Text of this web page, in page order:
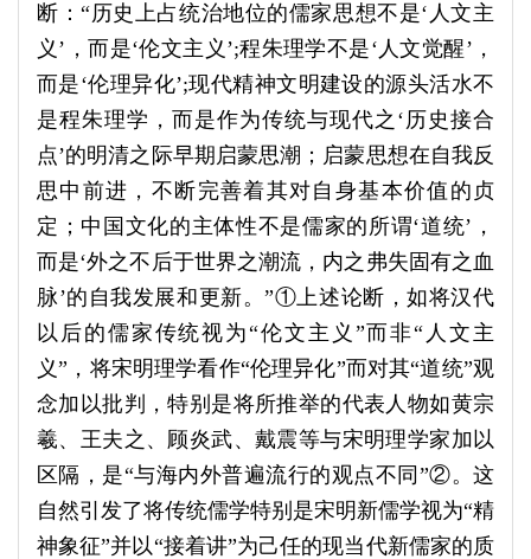
断：“历史上占统治地位的儒家思想不是‘人文主
义’，而是‘伦文主义’;程朱理学不是‘人文觉醒’，
而是‘伦理异化’;现代精神文明建设的源头活水不
是程朱理学，而是作为传统与现代之‘历史接合
点’的明清之际早期启蒙思潮；启蒙思想在自我反
思中前进，不断完善着其对自身基本价值的贞
定；中国文化的主体性不是儒家的所谓‘道统’，
而是‘外之不后于世界之潮流，内之弗失固有之血
脉’的自我发展和更新。”①上述论断，如将汉代
以后的儒家传统视为“伦文主义”而非“人文主
义”，将宋明理学看作“伦理异化”而对其“道统”观
念加以批判，特别是将所推举的代表人物如黄宗
羲、王夫之、顾炎武、戴震等与宋明理学家加以
区隔，是“与海内外普遍流行的观点不同”②。这
自然引发了将传统儒学特别是宋明新儒学视为“精
神象征”并以“接着讲”为己任的现当代新儒家的质